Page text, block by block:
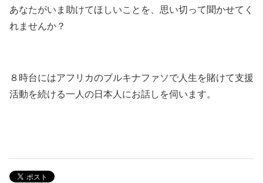
あなたがいま助けてほしいことを、思い切って聞かせてく
れませんか？
８時台にはアフリカのブルキナファソで人生を賭けて支援
活動を続ける一人の日本人にお話しを伺います。